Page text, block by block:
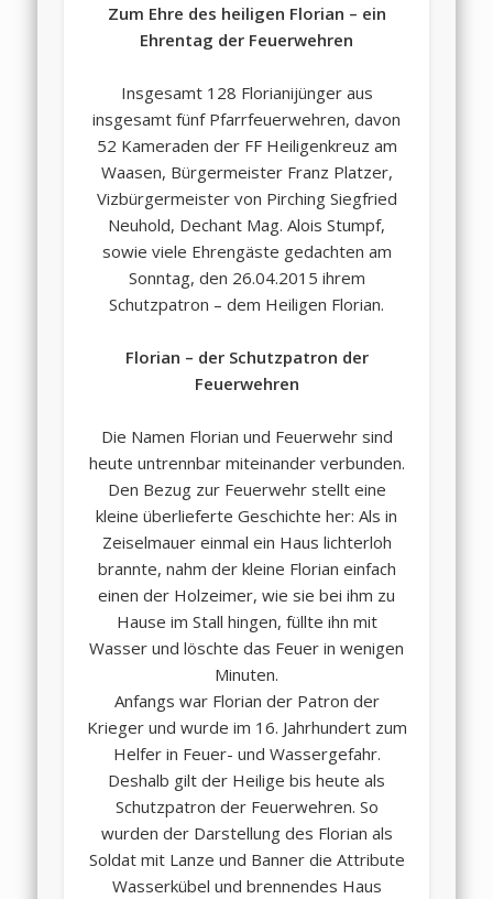
Zum Ehre des heiligen Florian – ein
Ehrentag der Feuerwehren
Insgesamt 128 Florianijünger aus
insgesamt fünf Pfarrfeuerwehren, davon
52 Kameraden der FF Heiligenkreuz am
Waasen, Bürgermeister Franz Platzer,
Vizbürgermeister von Pirching Siegfried
Neuhold, Dechant Mag. Alois Stumpf,
sowie viele Ehrengäste gedachten am
Sonntag, den 26.04.2015 ihrem
Schutzpatron – dem Heiligen Florian.
Florian – der Schutzpatron der
Feuerwehren
Die Namen Florian und Feuerwehr sind
heute untrennbar miteinander verbunden.
Den Bezug zur Feuerwehr stellt eine
kleine überlieferte Geschichte her: Als in
Zeiselmauer einmal ein Haus lichterloh
brannte, nahm der kleine Florian einfach
einen der Holzeimer, wie sie bei ihm zu
Hause im Stall hingen, füllte ihn mit
Wasser und löschte das Feuer in wenigen
Minuten.
Anfangs war Florian der Patron der
Krieger und wurde im 16. Jahrhundert zum
Helfer in Feuer- und Wassergefahr.
Deshalb gilt der Heilige bis heute als
Schutzpatron der Feuerwehren. So
wurden der Darstellung des Florian als
Soldat mit Lanze und Banner die Attribute
Wasserkübel und brennendes Haus